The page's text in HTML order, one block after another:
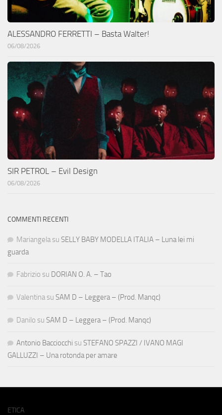
ALESSANDRO FERRETTI – Basta Walter!
06/08/2026
SIR PETROL – Evil Design
06/08/2026
COMMENTI RECENTI
Mariangela su SELLY BABY MODELLA ITALIA – Luna lei mi
guarda
Fabrizio su DORIAN O. A. – Tao
Valentina su SAM D – Leggera – (Prod. Manqc)
Danilo su SAM D – Leggera – (Prod. Manqc)
Antonio Bacciocchi su STEFANO SPAZZI / IVANO MAGI
GALLUZZI – Una rotonda per amare
ETICA